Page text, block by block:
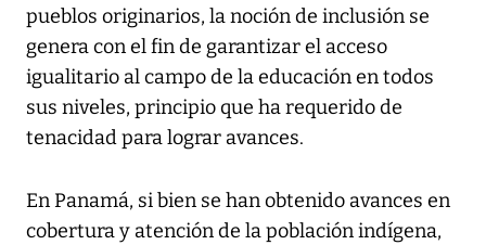
pueblos originarios, la noción de inclusión se
genera con el fin de garantizar el acceso
igualitario al campo de la educación en todos
sus niveles, principio que ha requerido de
tenacidad para lograr avances.
En Panamá, si bien se han obtenido avances en
cobertura y atención de la población indígena,